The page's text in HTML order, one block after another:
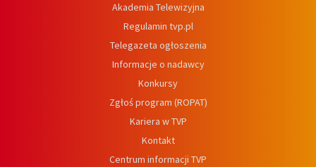
Akademia Telewizyjna
Regulamin tvp.pl
Telegazeta ogłoszenia
Informacje o nadawcy
Konkursy
Zgłoś program (ROPAT)
Kariera w TVP
Kontakt
Centrum informacji TVP